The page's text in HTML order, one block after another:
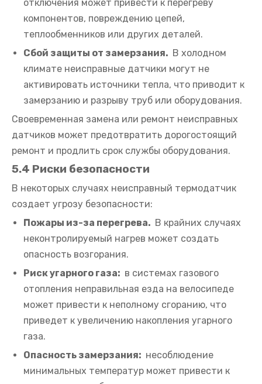
отключения может привести к перегреву
компонентов, повреждению цепей,
теплообменников или других деталей.
Сбой защиты от замерзания. В холодном
климате неисправные датчики могут не
активировать источники тепла, что приводит к
замерзанию и разрыву труб или оборудования.
Своевременная замена или ремонт неисправных
датчиков может предотвратить дорогостоящий
ремонт и продлить срок службы оборудования.
5.4 Риски безопасности
В некоторых случаях неисправный термодатчик
создает угрозу безопасности:
Пожары из-за перегрева. В крайних случаях
неконтролируемый нагрев может создать
опасность возгорания.
Риск угарного газа: в системах газового
отопления неправильная езда на велосипеде
может привести к неполному сгоранию, что
приведет к увеличению накопления угарного
газа.
Опасность замерзания: несоблюдение
минимальных температур может привести к